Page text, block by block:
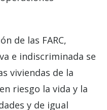
de las FARC,
e indiscriminada se
viviendas de la
riesgo la vida y la
y de igual